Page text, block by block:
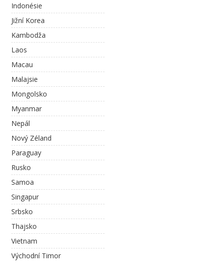
Indonésie
Jižní Korea
Kambodža
Laos
Macau
Malajsie
Mongolsko
Myanmar
Nepál
Nový Zéland
Paraguay
Rusko
Samoa
Singapur
Srbsko
Thajsko
Vietnam
Východní Timor